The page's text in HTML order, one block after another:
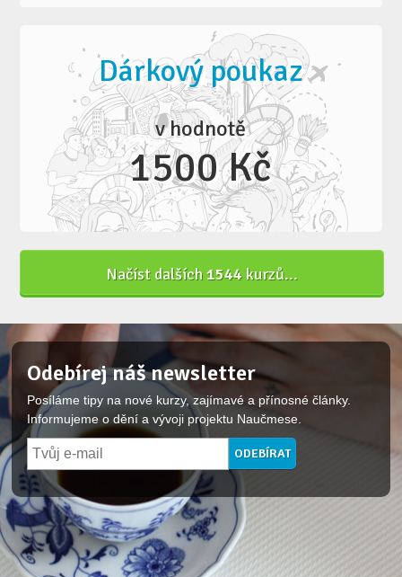
Dárkový poukaz
v hodnotě
1500 Kč
Načíst dalších1544kurzů...
Odebírej náš newsletter
Posíláme tipy na nové kurzy, zajímavé a přínosné články.
Informujeme o dění a vývoji projektu Naučmese.